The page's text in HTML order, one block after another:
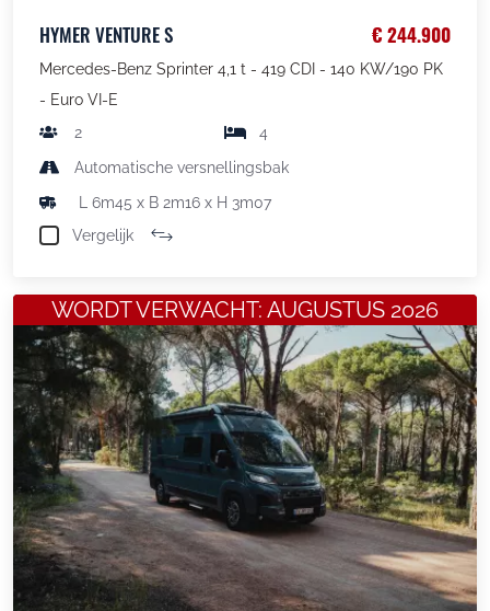
HYMER VENTURE S € 244.900
Mercedes-Benz Sprinter 4,1 t - 419 CDI - 140 KW/190 PK
- Euro VI-E
2
4
Automatische versnellingsbak
L 6m45 x B 2m16 x H 3m07
Vergelijk
WORDT VERWACHT: AUGUSTUS 2026